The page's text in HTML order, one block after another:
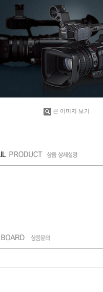
큰 이미지 보기